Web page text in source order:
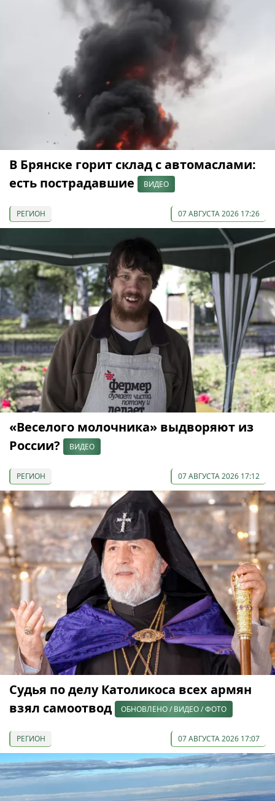
В Брянске горит склад с автомаслами:
есть пострадавшие
ВИДЕО
РЕГИОН 07 АВГУСТА 2026 17:26
«Веселого молочника» выдворяют из
России?
ВИДЕО
РЕГИОН 07 АВГУСТА 2026 17:12
Судья по делу Католикоса всех армян
взял самоотвод
ОБНОВЛЕНО / ВИДЕО / ФОТО
РЕГИОН 07 АВГУСТА 2026 17:07